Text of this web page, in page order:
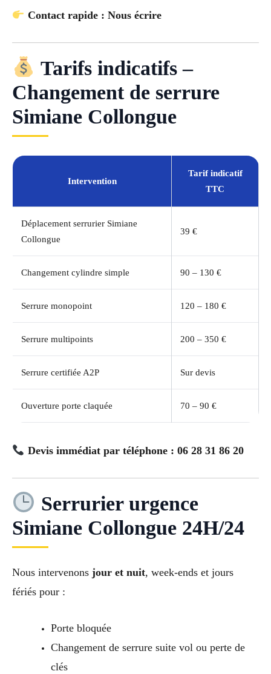
Contact rapide : Nous écrire
Tarifs indicatifs –
Changement de serrure
Simiane Collongue
Intervention
Tarif indicatif
TTC
Déplacement serrurier Simiane
Collongue
39 €
Changement cylindre simple 90 – 130 €
Serrure monopoint 120 – 180 €
Serrure multipoints 200 – 350 €
Serrure certifiée A2P Sur devis
Ouverture porte claquée 70 – 90 €
Devis immédiat par téléphone : 06 28 31 86 20
Serrurier urgence
Simiane Collongue 24H/24
Nous intervenons jour et nuit, week-ends et jours
fériés pour :
Porte bloquée
Changement de serrure suite vol ou perte de
clés